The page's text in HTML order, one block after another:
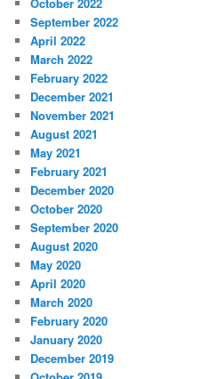
October 2022
September 2022
April 2022
March 2022
February 2022
December 2021
November 2021
August 2021
May 2021
February 2021
December 2020
October 2020
September 2020
August 2020
May 2020
April 2020
March 2020
February 2020
January 2020
December 2019